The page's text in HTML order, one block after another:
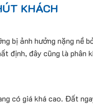
KHÁCH
bị ảnh hưởng nặng
định, đây cũng là phân
có giá khá cao. Đất